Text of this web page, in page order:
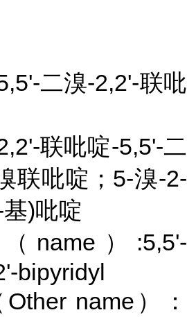
二溴-2,2'-联吡
联吡啶-5,5'-二
联吡啶；5-溴-2-
)吡啶
name）:5,5'-
bipyridyl
name）：